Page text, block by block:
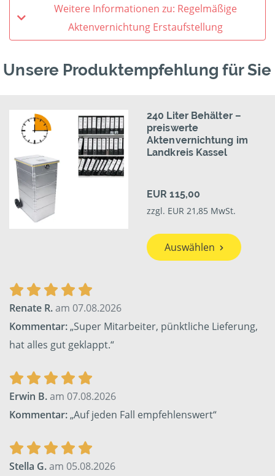
Weitere Informationen zu: Regelmäßige
Aktenvernichtung Erstaufstellung
Unsere Produktempfehlung für Sie
240 Liter Behälter –
preiswerte
Aktenvernichtung im
Landkreis Kassel
EUR 115,00
zzgl. EUR 21,85 MwSt.
Auswählen
Renate R.am 07.08.2026
Kommentar:„Super Mitarbeiter, pünktliche Lieferung,
hat alles gut geklappt.“
Erwin B.am 07.08.2026
Kommentar:„Auf jeden Fall empfehlenswert“
Stella G.am 05.08.2026